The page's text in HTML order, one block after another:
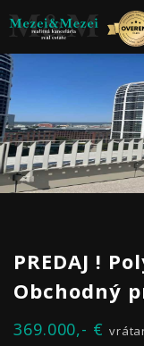
PREDAJ !
Obchodný
369.000,- €